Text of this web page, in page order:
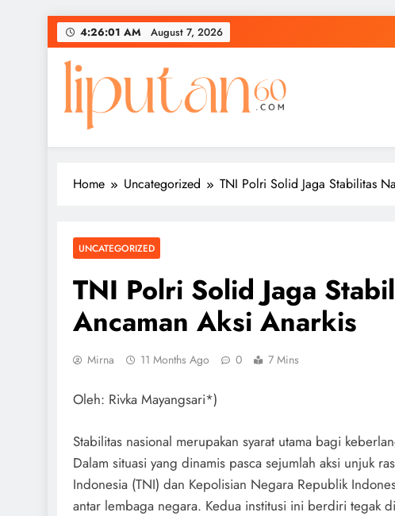
Skip
to
content
4:26:01 AM August 7, 2026
Home Uncategorized TNI Polri Solid Jaga Stabilitas
UNCATEGORIZED
TNI Polri Solid Jaga
Ancaman Aksi Anarkis
Mirna 11 Months Ago 0 7 Mins
Oleh: Rivka Mayangsari*)
Stabilitas nasional merupakan syarat utama bagi
Dalam situasi yang dinamis pasca sejumlah aksi unjuk
Indonesia (TNI) dan Kepolisian Negara Republik
antar lembaga negara. Kedua institusi ini berdiri tegak